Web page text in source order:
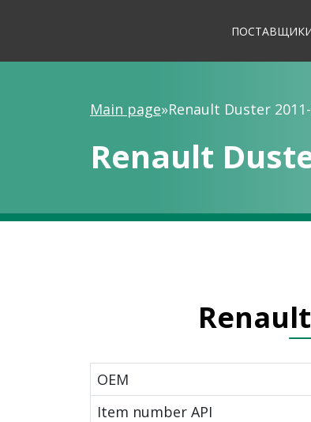
Main page»Renault Duster
Renault
OEM
Item number API